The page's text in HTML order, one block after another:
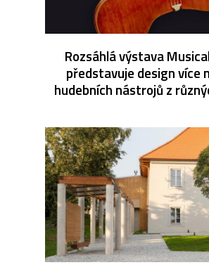
Rozsáhlá výstava
představuje design více
hudebních nástrojů z